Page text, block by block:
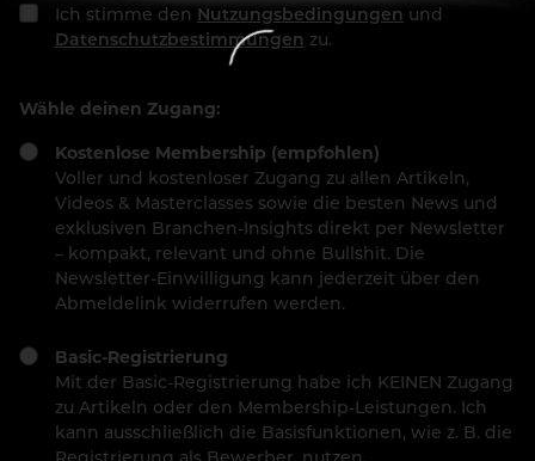
Ich stimme den Nutzungsbedingungen und
Datenschutzbestimmungen zu.
Wähle deinen Zugang:
Kostenlose Membership (empfohlen)
Voller und kostenloser Zugang zu allen Artikeln,
Videos & Masterclasses sowie die besten News und
exklusiven Branchen-Insights direkt per Newsletter
– kompakt, relevant und ohne Bullshit. Die
Newsletter-Einwilligung kann jederzeit über den
Abmeldelink widerrufen werden.
Basic-Registrierung
Mit der Basic-Registrierung habe ich KEINEN Zugang
zu Artikeln oder den Membership-Leistungen. Ich
kann ausschließlich die Basisfunktionen, wie z. B. die